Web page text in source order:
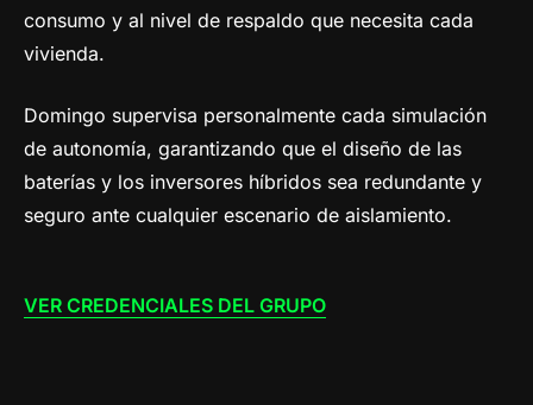
consumo y al nivel de respaldo que necesita cada
vivienda.
Domingo supervisa personalmente cada simulación
de autonomía, garantizando que el diseño de las
baterías y los inversores híbridos sea redundante y
seguro ante cualquier escenario de aislamiento.
VER CREDENCIALES DEL GRUPO